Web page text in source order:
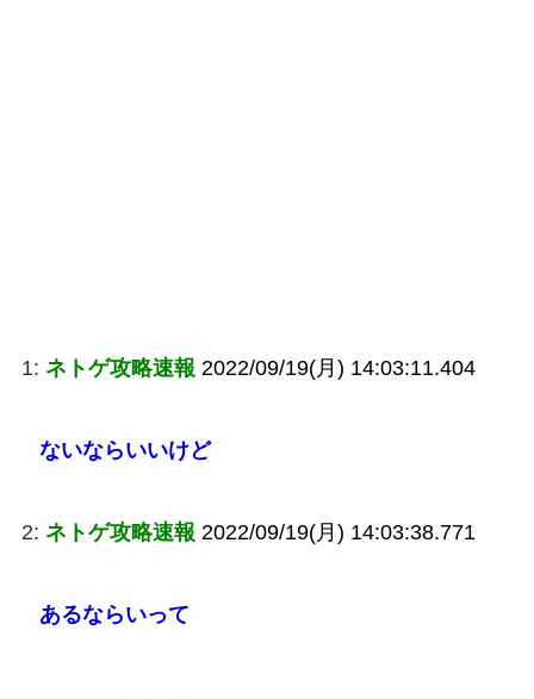
1: ネトゲ攻略速報 2022/09/19(月) 14:03:11.404
ないならいいけど
2: ネトゲ攻略速報 2022/09/19(月) 14:03:38.771
あるならいって